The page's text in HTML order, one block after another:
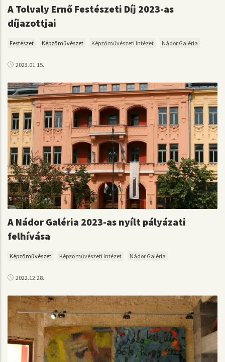
A Tolvaly Ernő Festészeti Díj 2023-as
díjazottjai
Festészet Képzőművészet Képzőművészeti Intézet Nádor Galéria
2023.01.15.
A Nádor Galéria 2023-as nyílt pályázati
felhívása
Képzőművészet Képzőművészeti Intézet Nádor Galéria
2022.12.28.